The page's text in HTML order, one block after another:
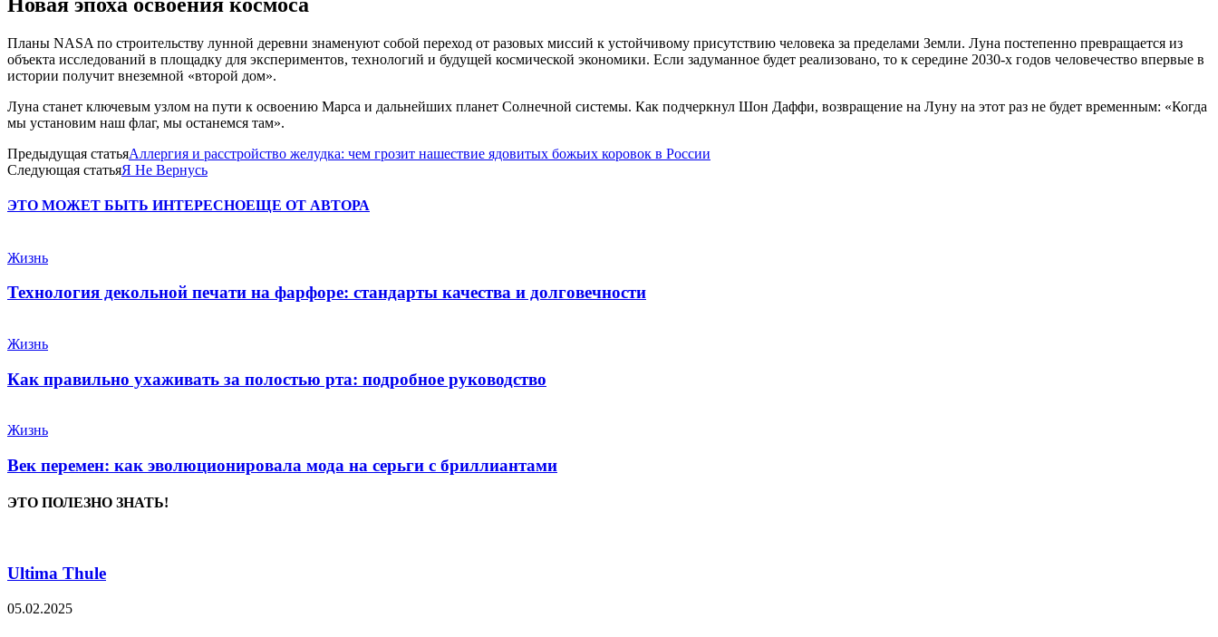
Планы NASA по строительству лунной деревни знаменуют собой переход от разовых миссий к устойчивому присутствию человека за пределами Земли. Луна постепенно превращается из
объекта исследований в площадку для экспериментов, технологий и будущей космической экономики. Если задуманное будет реализовано, то к середине 2030-х годов человечество впервые в
истории получит внеземной «второй дом».
Луна станет ключевым узлом на пути к освоению Марса и дальнейших планет Солнечной системы. Как подчеркнул Шон Даффи, возвращение на Луну на этот раз не будет временным: «Когда
мы установим наш флаг, мы останемся там».
Предыдущая статьяАллергия и расстройство желудка: чем грозит нашествие ядовитых божьих коровок в России
Следующая статьяЯ Не Вернусь
ЭТО МОЖЕТ БЫТЬ ИНТЕРЕСНОЕЩЕ ОТ АВТОРА
Жизнь
Технология декольной печати на фарфоре: стандарты качества и долговечности
Жизнь
Как правильно ухаживать за полостью рта: подробное руководство
Жизнь
Век перемен: как эволюционировала мода на серьги с бриллиантами
ЭТО ПОЛЕЗНО ЗНАТЬ!
Ultima Thule
05.02.2025